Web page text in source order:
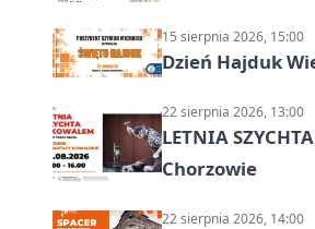
15 sierpnia 2026, 15:00
Dzień Hajduk
22 sierpnia 2026, 13:00
LETNIA
Chorzowie
22 sierpnia 2026, 14:00